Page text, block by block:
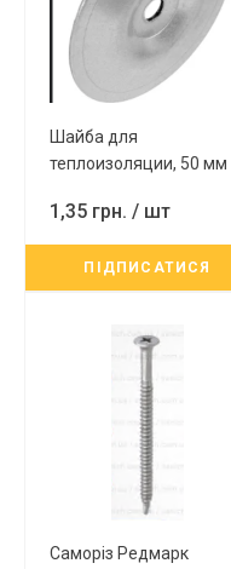
Шайба для
теплоизоляции, 50 мм
1,35 грн. / шт
ПІДПИСАТИСЯ
Саморіз Редмарк